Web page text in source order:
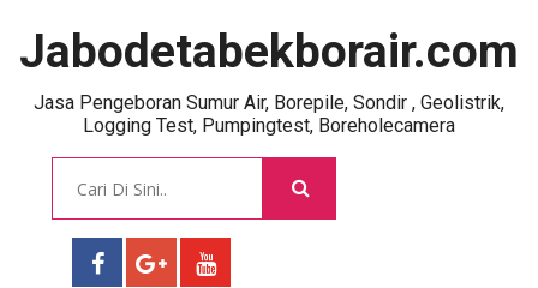
Jabodetabekborair.com
Jasa Pengeboran Sumur Air, Borepile, Sondir , Geolistrik,
Logging Test, Pumpingtest, Boreholecamera